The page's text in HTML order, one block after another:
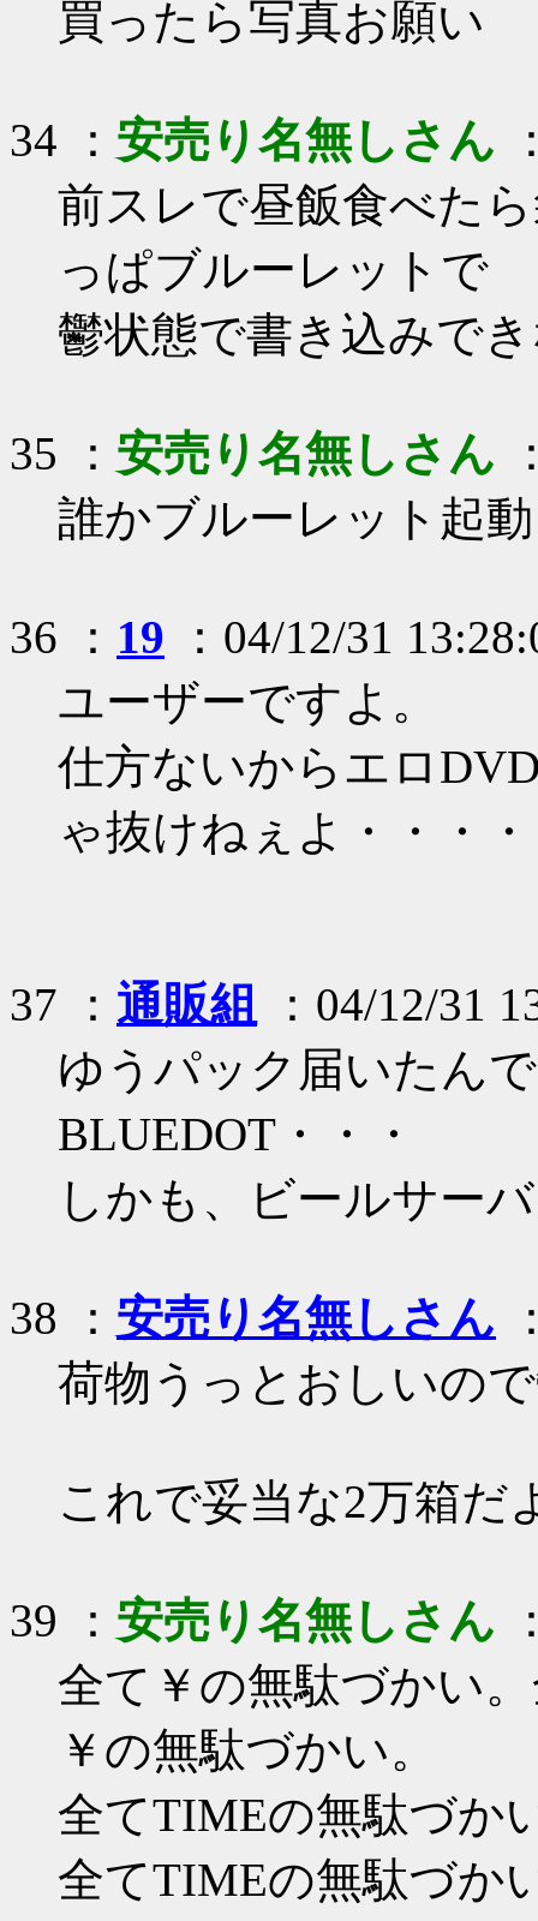
買ったら写真お願い
34 ： 安売り名無しさん
前スレで昼飯食べた
っぱブルーレットで
鬱状態で書き込みで
35 ： 安売り名無しさん
誰かブルーレット起
36 ： 19 ：04/12/31
ユーザーですよ。
仕方ないからエロ
ゃ抜けねぇよ・・・・
37 ： 通販組
：04/12/31
ゆうパック届いたん
BLUEDOT・・・
しかも、ビールサー
38 ： 安売り名無しさん
荷物うっとおしいの
これで妥当な2万箱だ
39 ： 安売り名無しさん
全て￥の無駄づかい
￥の無駄づかい。
全てTIMEの無駄づか
全てTIMEの無駄づか